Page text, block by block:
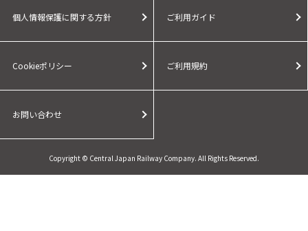
個人情報保護に関する方針 ご利用ガイド
Cookieポリシー ご利用規約
お問い合わせ
Copyright © Central Japan Railway Company. All Rights Reserved.